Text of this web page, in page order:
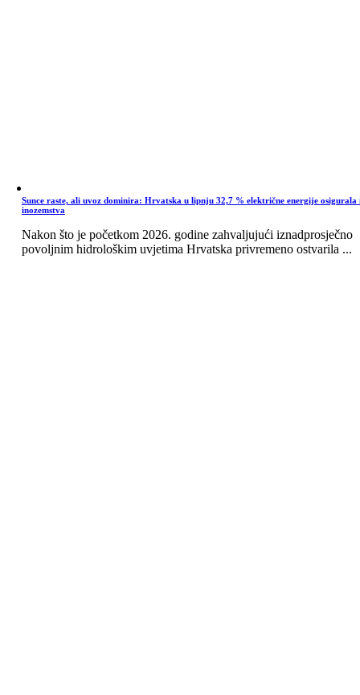
Sunce raste, ali uvoz dominira: Hrvatska u lipnju 32,7 % električne energije osigurala
inozemstva
Nakon što je početkom 2026. godine zahvaljujući iznadprosječno
povoljnim hidrološkim uvjetima Hrvatska privremeno ostvarila ...